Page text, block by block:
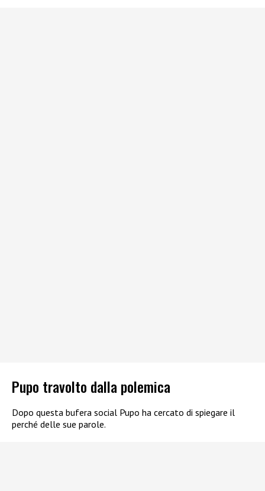
Pupo travolto dalla polemica
Dopo questa bufera social Pupo ha cercato di spiegare il
perché delle sue parole.